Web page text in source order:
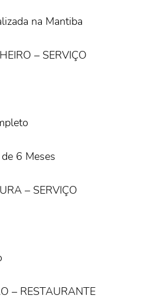
na Mantiba
– SERVIÇO
6 Meses
– SERVIÇO
– RESTAURANTE